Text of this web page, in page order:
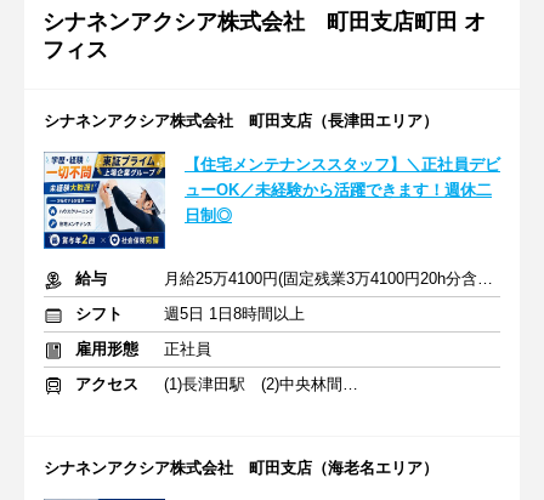
シナネンアクシア株式会社 町田支店町田 オ
フィス
シナネンアクシア株式会社 町田支店（長津田エリア）
【住宅メンテナンススタッフ】＼正社員デビ
ューOK／未経験から活躍できます！週休二
日制◎
給与
月給25万4100円(固定残業3万4100円20h分含む)＋交通費＋賞与
シフト
週5日 1日8時間以上
雇用形態
正社員
アクセス
(1)長津田駅 (2)中央林間駅 (3)青葉台駅
シナネンアクシア株式会社 町田支店（海老名エリア）